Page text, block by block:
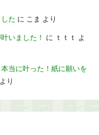
た に こま より
いました！ に ｔｔｔ よ
当に叶った！紙に願いを
より